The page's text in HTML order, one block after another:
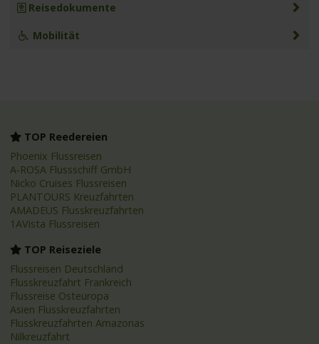
Reisedokumente
Mobilität
TOP Reedereien
Phoenix Flussreisen
A-ROSA Flussschiff GmbH
Nicko Cruises Flussreisen
PLANTOURS Kreuzfahrten
AMADEUS Flusskreuzfahrten
1AVista Flussreisen
TOP Reiseziele
Flussreisen Deutschland
Flusskreuzfahrt Frankreich
Flussreise Osteuropa
Asien Flusskreuzfahrten
Flusskreuzfahrten Amazonas
Nilkreuzfahrt